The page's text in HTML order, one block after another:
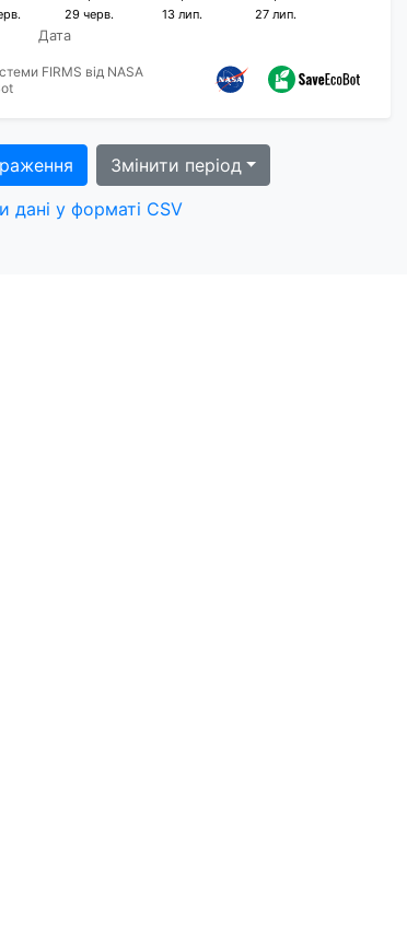
FIRMS від NASA
Дата
29 черв. 13 лип. 27 лип.
Змінити період
дані у форматі CSV